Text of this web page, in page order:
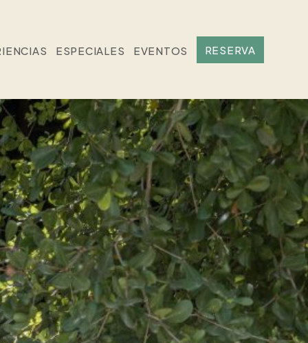
ESPECIALES EVENTOS RESERVA